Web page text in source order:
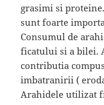
grasimi si
sunt foarte
Consumul de
ficatului si a bilei.
contributia
imbatranirii (
Arahidele utilizat